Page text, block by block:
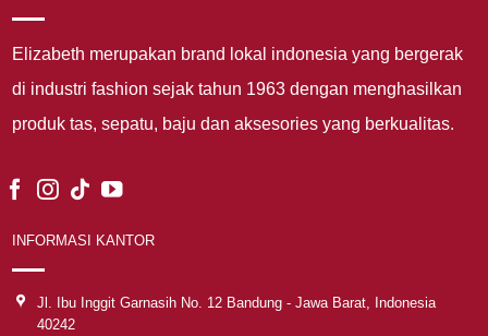
Elizabeth merupakan brand lokal indonesia yang bergerak
di industri fashion sejak tahun 1963 dengan menghasilkan
produk tas, sepatu, baju dan aksesories yang berkualitas.
INFORMASI KANTOR
Jl. Ibu Inggit Garnasih No. 12 Bandung - Jawa Barat, Indonesia
40242